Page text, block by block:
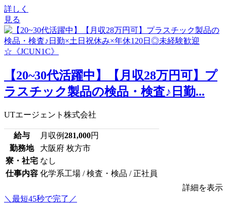
詳しく
見る
【20~30代活躍中】【月収28万円可】プ
ラスチック製品の検品・検査♪日勤...
UTエージェント株式会社
給与 月収例281,000円
勤務地
大阪府 枚方市
寮・社宅 なし
仕事内容 化学系工場 / 検査・検品 / 正社員
詳細を表示
＼最短45秒で完了／